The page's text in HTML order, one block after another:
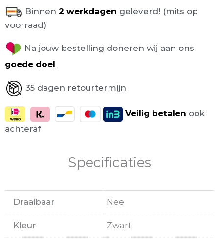
Binnen 2 werkdagen geleverd! (mits op
voorraad)
Na jouw bestelling doneren wij aan ons
goede doel
35 dagen retourtermijn
Veilig betalen ook
achteraf
Specificaties
Draaibaar Nee
Kleur Zwart